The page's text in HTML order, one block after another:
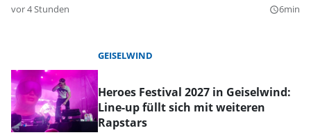
vor 4 Stunden query_builder6min
GEISELWIND
Heroes Festival 2027 in Geiselwind:
Line-up füllt sich mit weiteren
Rapstars